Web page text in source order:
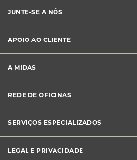
JUNTE-SE A NÓS
Franchising Midas
APOIO AO CLIENTE
Livro de Reclamações
Canal de Denúncias
Perguntas Frequentes
A MIDAS
Sustentabilidade
Notícias Midas
REDE DE OFICINAS
SERVIÇOS ESPECIALIZADOS
LEGAL E PRIVACIDADE